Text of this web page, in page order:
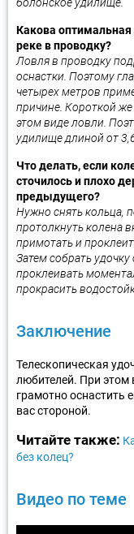
болонское удилище.
Какова оптимальная
реке в проводку?
Ловля в проводку
оснастки. Поэтому
четырех метров
причине. Короткой
этом виде ловли.
удилище длиной от
Что делать, если
сточилось и плохо
предыдущего?
Нужно снять кольца,
протолкнуть колена
примотать и
Затем собрать
проклеивать
прокрасить
Заключение
Телескопическая
любителей. При
грамотно оснастить
вас стороной.
Читайте также:
без колец?
Видео по теме